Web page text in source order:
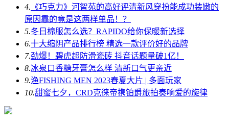
4. 《巧克力》河智苑的高好评清新风穿扮能成功装嫩的
原因靠的竟是这两样单品！？
5.冬日棉服怎么选？RAPIDO给你保暖新选择
6.十大缩阴产品排行榜 精选一款评价好的品牌
7.劲爆！碧虎超防滑瓷砖 抖音话题量破1亿！
8.冰泉口香糖牙膏怎么样 清新口气更亲近
9.渔FISHING MEN 2023春夏大片 | 多面玩家
10.甜蜜七夕，CRD克徕帝携铂爵旅拍奏响爱的旋律